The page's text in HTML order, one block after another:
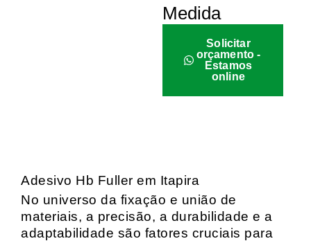
Medida
Solicitar
orçamento -
Estamos
online
Adesivo Hb Fuller em Itapira
No universo da fixação e união de
materiais, a precisão, a durabilidade e a
adaptabilidade são fatores cruciais para